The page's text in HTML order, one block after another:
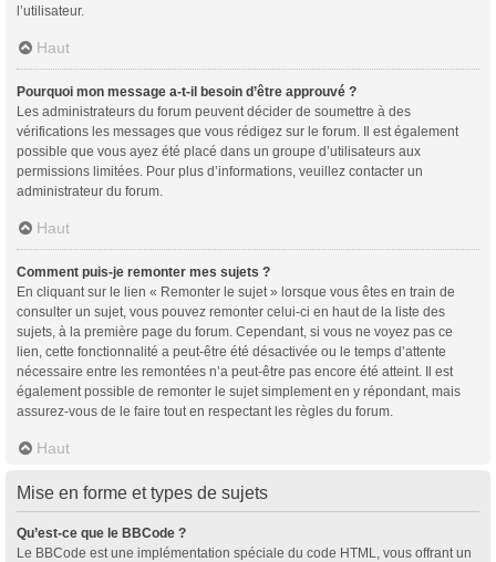
l’utilisateur.
Haut
Pourquoi mon message a-t-il besoin d’être approuvé ?
Les administrateurs du forum peuvent décider de soumettre à des
vérifications les messages que vous rédigez sur le forum. Il est également
possible que vous ayez été placé dans un groupe d’utilisateurs aux
permissions limitées. Pour plus d’informations, veuillez contacter un
administrateur du forum.
Haut
Comment puis-je remonter mes sujets ?
En cliquant sur le lien « Remonter le sujet » lorsque vous êtes en train de
consulter un sujet, vous pouvez remonter celui-ci en haut de la liste des
sujets, à la première page du forum. Cependant, si vous ne voyez pas ce
lien, cette fonctionnalité a peut-être été désactivée ou le temps d’attente
nécessaire entre les remontées n’a peut-être pas encore été atteint. Il est
également possible de remonter le sujet simplement en y répondant, mais
assurez-vous de le faire tout en respectant les règles du forum.
Haut
Mise en forme et types de sujets
Qu’est-ce que le BBCode ?
Le BBCode est une implémentation spéciale du code HTML, vous offrant un